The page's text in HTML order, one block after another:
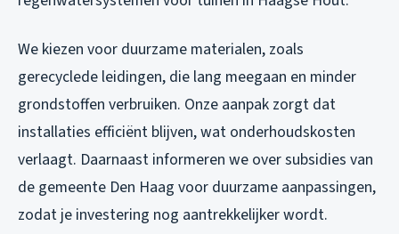
We kiezen voor duurzame materialen, zoals
gerecyclede leidingen, die lang meegaan en minder
grondstoffen verbruiken. Onze aanpak zorgt dat
installaties efficiënt blijven, wat onderhoudskosten
verlaagt. Daarnaast informeren we over subsidies van
de gemeente Den Haag voor duurzame aanpassingen,
zodat je investering nog aantrekkelijker wordt.